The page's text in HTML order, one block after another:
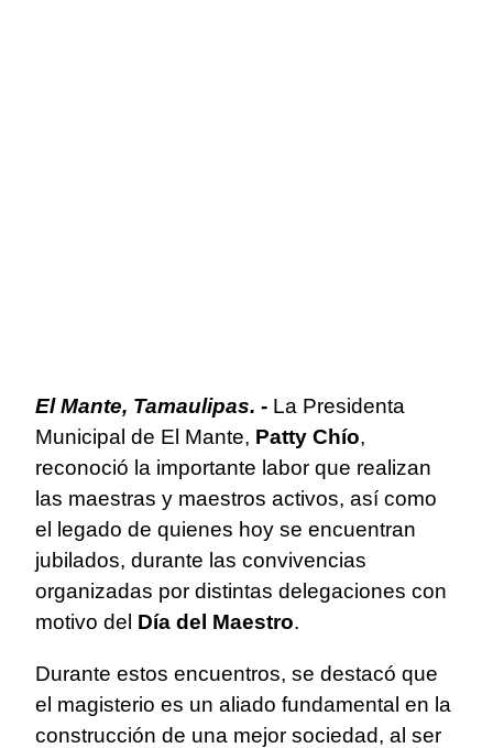
El Mante, Tamaulipas. - La Presidenta
Municipal de El Mante, Patty Chío,
reconoció la importante labor que realizan
las maestras y maestros activos, así como
el legado de quienes hoy se encuentran
jubilados, durante las convivencias
organizadas por distintas delegaciones con
motivo del Día del Maestro.
Durante estos encuentros, se destacó que
el magisterio es un aliado fundamental en la
construcción de una mejor sociedad, al ser